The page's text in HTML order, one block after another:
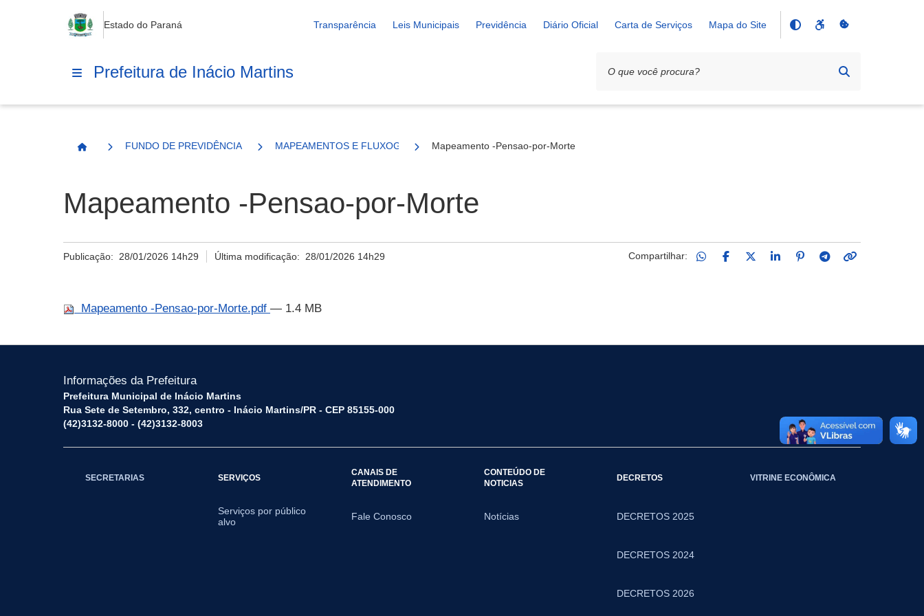
Estado do Paraná Transparência Leis Municipais Previdência Diário Oficial Carta de Serviços Mapa do Site
Prefeitura de Inácio Martins
Página Inicial
FUNDO DE PREVIDÊNCIA MAPEAMENTOS E FLUXOGRAMASMapeamento -Pensao-por-Morte
Mapeamento -Pensao-por-Morte
Publicação: 28/01/2026 14h29 Última modificação: 28/01/2026 14h29 Compartilhar:
Mapeamento -Pensao-por-Morte.pdf — 1.4 MB
Informações da Prefeitura
Prefeitura Municipal de Inácio Martins
Rua Sete de Setembro, 332, centro - Inácio Martins/PR - CEP 85155-000
(42)3132-8000 - (42)3132-8003
SECRETARIAS SERVIÇOS
Serviços por público
alvo
CANAIS DE
ATENDIMENTO
Fale Conosco
CONTEÚDO DE
NOTICIAS
Notícias
DECRETOS
DECRETOS 2025
DECRETOS 2024
DECRETOS 2026
VITRINE ECONÔMICA